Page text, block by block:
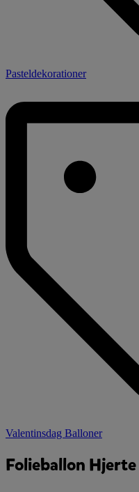
Pasteldekorationer
Valentinsdag Balloner
Folieballon